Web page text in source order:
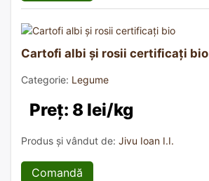
Cartofi albi și rosii certificați bio
Categorie: Legume
Preț: 8 lei/kg
Produs și vândut de: Jivu Ioan I.I.
Comandă